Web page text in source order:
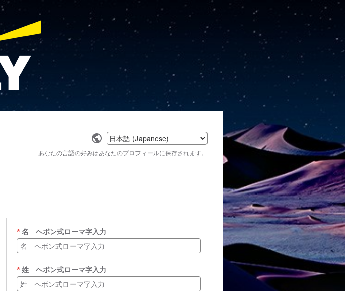
Select
a
language
あなたの言語の好みはあなたのプロフィールに保存されます。
名 ヘボン式ローマ字入力
姓 ヘボン式ローマ字入力